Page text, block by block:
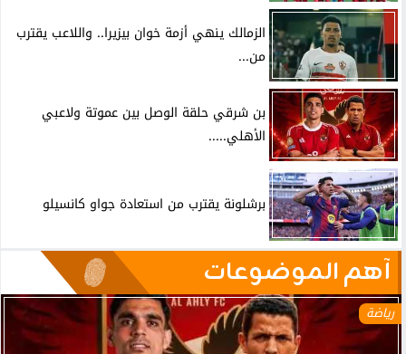
الزمالك ينهي أزمة خوان بيزيرا.. واللاعب يقترب
من...
بن شرقي حلقة الوصل بين عموتة ولاعبي
الأهلي.....
برشلونة يقترب من استعادة جواو كانسيلو
آهم الموضوعات
رياضة